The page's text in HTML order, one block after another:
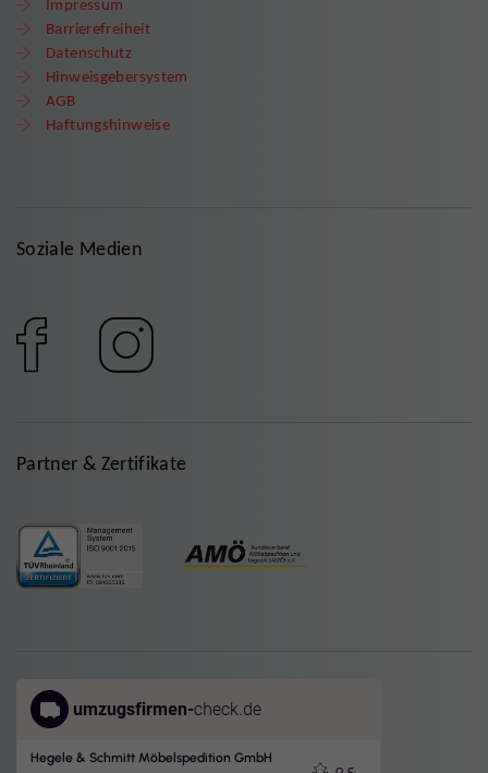
Impressum
Barrierefreiheit
Datenschutz
Hinweisgebersystem
AGB
Haftungshinweise
Soziale Medien
Partner & Zertifikate